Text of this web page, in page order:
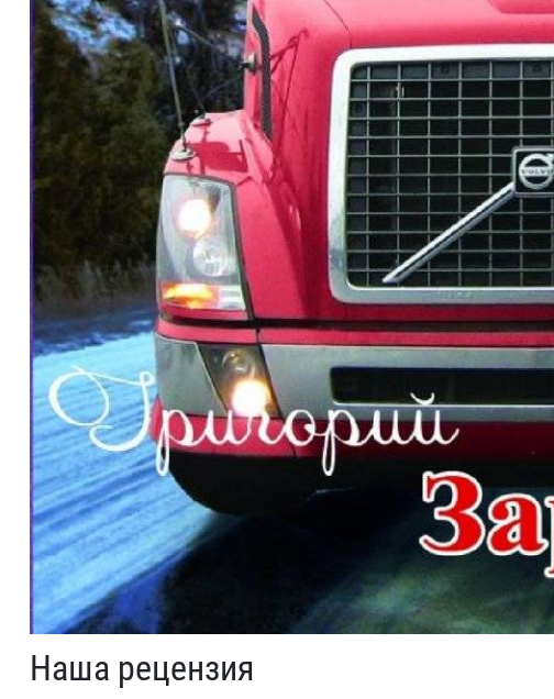
Наша рецензия